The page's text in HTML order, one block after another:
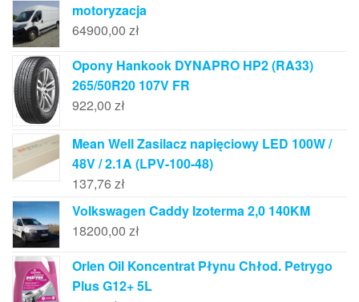
motoryzacja
64900,00 zł
Opony Hankook DYNAPRO HP2 (RA33)
265/50R20 107V FR
922,00 zł
Mean Well Zasilacz napięciowy LED 100W /
48V / 2.1A (LPV-100-48)
137,76 zł
Volkswagen Caddy Izoterma 2,0 140KM
18200,00 zł
Orlen Oil Koncentrat Płynu Chłod. Petrygo
Plus G12+ 5L